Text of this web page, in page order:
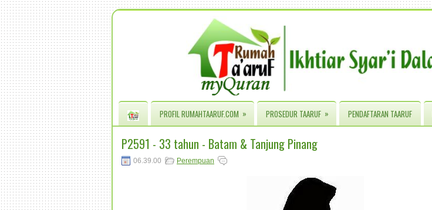
PROFIL RUMAHTAARUF.COM » PROSEDUR TAARUF » PENDAFTARAN TAARUF
P2591 - 33 tahun - Batam & Tanjung Pinang
06.39.00 Perempuan